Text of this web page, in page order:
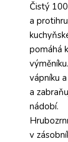
Čistý
a
pomáhá
vápníku
a
nádobí.
v